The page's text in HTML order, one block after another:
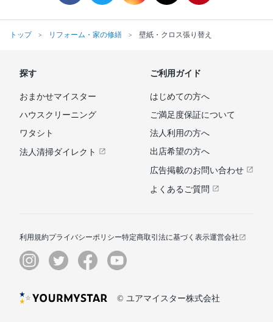
トップ リフォーム・家の修繕 壁紙・クロス張り替え
探す
おまかせマイスター
ハウスクリーニング
ワタシト
法人清掃ダイレクト
ご利用ガイド
はじめての方へ
ご満足度保証について
法人利用の方へ
出店希望の方へ
広告掲載のお問い合わせ
よくあるご質問
利用規約プライバシーポリシー特定商取引法に基づく表示運営会社
© ユアマイスター株式会社